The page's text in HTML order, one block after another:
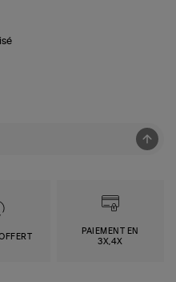
PAIEMENT EN
3X,4X